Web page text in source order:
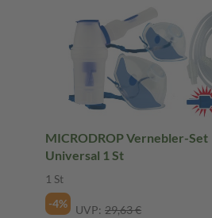
MICRODROP Vernebler-Set
Universal 1 St
1 St
-4%
UVP: 29,63 €